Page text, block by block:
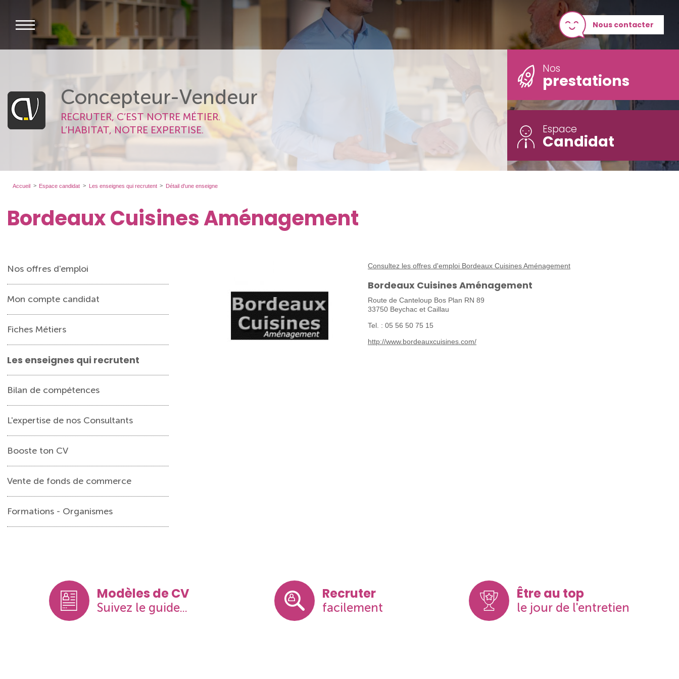
Nous contacter
Concepteur-Vendeur
RECRUTER, C’EST NOTRE MÉTIER.
L’HABITAT, NOTRE EXPERTISE.
Nos
prestations
Espace
Candidat
Accueil Espace candidat Les enseignes qui recrutent Détail d'une enseigne
Bordeaux Cuisines Aménagement
Nos offres d'emploi
Mon compte candidat
Fiches Métiers
Les enseignes qui recrutent
Bilan de compétences
L'expertise de nos Consultants
Booste ton CV
Vente de fonds de commerce
Formations - Organismes
Consultez les offres d'emploi Bordeaux Cuisines Aménagement
Bordeaux Cuisines Aménagement
Route de Canteloup Bos Plan RN 89
33750 Beychac et Caillau
Tel. : 05 56 50 75 15
http://www.bordeauxcuisines.com/
Modèles de CV
Suivez le guide...
Recruter
facilement
Être au top
le jour de l'entretien